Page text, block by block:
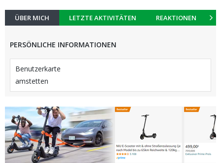
ÜBER MICH LETZTE AKTIVITÄTEN REAKTIONEN
PERSÖNLICHE INFORMATIONEN
Benutzerkarte
amstetten